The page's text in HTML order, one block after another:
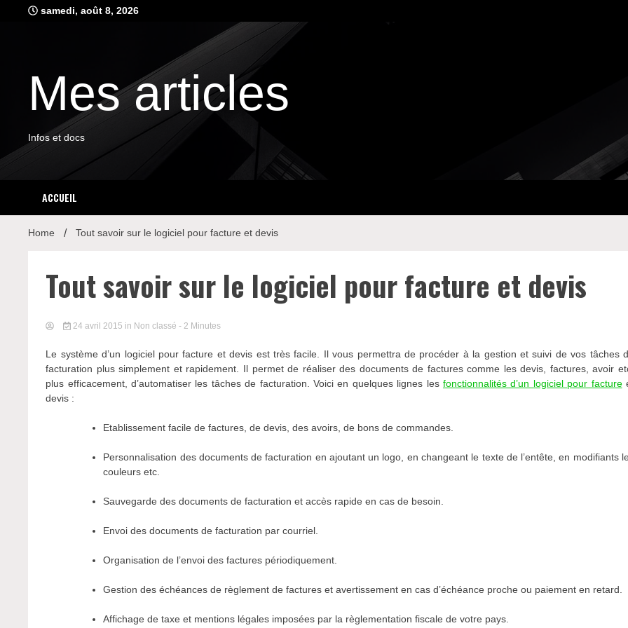
samedi, août 8, 2026
Mes articles
Infos et docs
ACCUEIL
Home Tout savoir sur le logiciel pour facture et devis
Tout savoir sur le logiciel pour facture et devis
24 avril 2015 in Non classé - 2 Minutes
Le système d’un logiciel pour facture et devis est très facile. Il vous permettra de procéder à la gestion et suivi de vos tâches
facturation plus simplement et rapidement. Il permet de réaliser des documents de factures comme les devis, factures, avoir
plus efficacement, d’automatiser les tâches de facturation. Voici en quelques lignes les fonctionnalités d’un logiciel pour facture
devis :
Etablissement facile de factures, de devis, des avoirs, de bons de commandes.
Personnalisation des documents de facturation en ajoutant un logo, en changeant le texte de l’entête, en modifiants
couleurs etc.
Sauvegarde des documents de facturation et accès rapide en cas de besoin.
Envoi des documents de facturation par courriel.
Organisation de l’envoi des factures périodiquement.
Gestion des échéances de règlement de factures et avertissement en cas d’échéance proche ou paiement en retard.
Affichage de taxe et mentions légales imposées par la règlementation fiscale de votre pays.